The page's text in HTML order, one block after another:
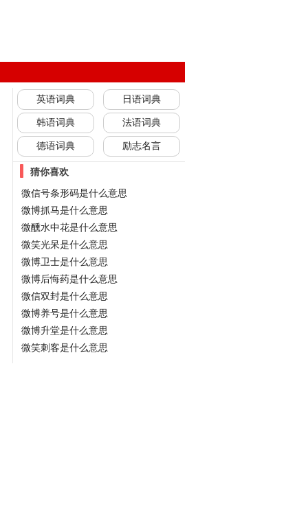
英语词典 日语词典
韩语词典 法语词典
德语词典 励志名言
猜你喜欢
微信号条形码是什么意思
微博抓马是什么意思
微醺水中花是什么意思
微笑光呆是什么意思
微博卫士是什么意思
微博后悔药是什么意思
微信双封是什么意思
微博养号是什么意思
微博升堂是什么意思
微笑刺客是什么意思